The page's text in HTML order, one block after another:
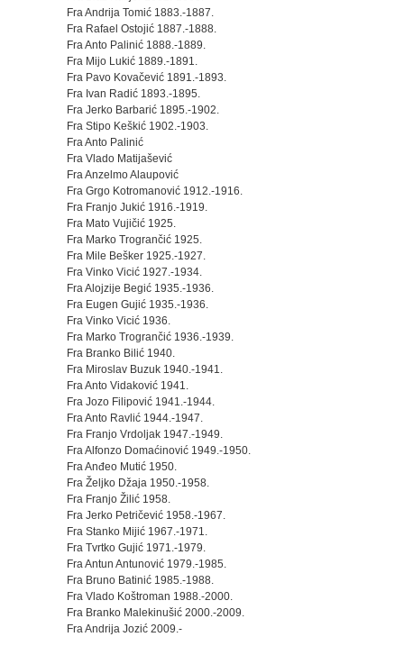
Fra Andrija Tomić 1883.-1887.
Fra Rafael Ostojić 1887.-1888.
Fra Anto Palinić 1888.-1889.
Fra Mijo Lukić 1889.-1891.
Fra Pavo Kovačević 1891.-1893.
Fra Ivan Radić 1893.-1895.
Fra Jerko Barbarić 1895.-1902.
Fra Stipo Keškić 1902.-1903.
Fra Anto Palinić
Fra Vlado Matijašević
Fra Anzelmo Alaupović
Fra Grgo Kotromanović 1912.-1916.
Fra Franjo Jukić 1916.-1919.
Fra Mato Vujičić 1925.
Fra Marko Trogrančić 1925.
Fra Mile Bešker 1925.-1927.
Fra Vinko Vicić 1927.-1934.
Fra Alojzije Begić 1935.-1936.
Fra Eugen Gujić 1935.-1936.
Fra Vinko Vicić 1936.
Fra Marko Trogrančić 1936.-1939.
Fra Branko Bilić 1940.
Fra Miroslav Buzuk 1940.-1941.
Fra Anto Vidaković 1941.
Fra Jozo Filipović 1941.-1944.
Fra Anto Ravlić 1944.-1947.
Fra Franjo Vrdoljak 1947.-1949.
Fra Alfonzo Domaćinović 1949.-1950.
Fra Anđeo Mutić 1950.
Fra Željko Džaja 1950.-1958.
Fra Franjo Žilić 1958.
Fra Jerko Petričević 1958.-1967.
Fra Stanko Mijić 1967.-1971.
Fra Tvrtko Gujić 1971.-1979.
Fra Antun Antunović 1979.-1985.
Fra Bruno Batinić 1985.-1988.
Fra Vlado Koštroman 1988.-2000.
Fra Branko Malekinušić 2000.-2009.
Fra Andrija Jozić 2009.-